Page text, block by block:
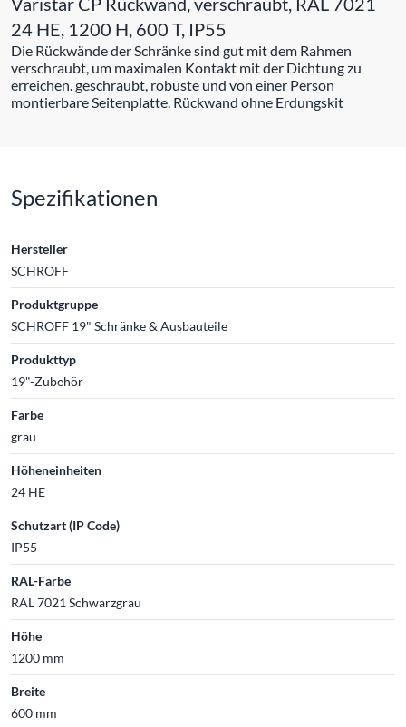
24 HE, 1200 H, 600 T, IP55
Die Rückwände der Schränke sind gut mit dem Rahmen
verschraubt, um maximalen Kontakt mit der Dichtung zu
erreichen. geschraubt, robuste und von einer Person
montierbare Seitenplatte. Rückwand ohne Erdungskit
Spezifikationen
Hersteller
SCHROFF
Produktgruppe
SCHROFF 19" Schränke & Ausbauteile
Produkttyp
19"-Zubehör
Farbe
grau
Höheneinheiten
24 HE
Schutzart (IP Code)
IP55
RAL-Farbe
RAL 7021 Schwarzgrau
Höhe
1200 mm
Breite
600 mm